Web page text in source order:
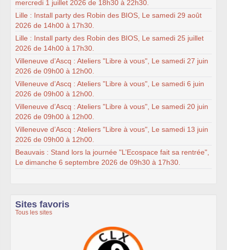
mercredi 1 juillet 2026 de 18h30 à 22h30.
Lille : Install party des Robin des BIOS, Le samedi 29 août
2026 de 14h00 à 17h30.
Lille : Install party des Robin des BIOS, Le samedi 25 juillet
2026 de 14h00 à 17h30.
Villeneuve d’Ascq : Ateliers "Libre à vous", Le samedi 27 juin
2026 de 09h00 à 12h00.
Villeneuve d’Ascq : Ateliers "Libre à vous", Le samedi 6 juin
2026 de 09h00 à 12h00.
Villeneuve d’Ascq : Ateliers "Libre à vous", Le samedi 20 juin
2026 de 09h00 à 12h00.
Villeneuve d’Ascq : Ateliers "Libre à vous", Le samedi 13 juin
2026 de 09h00 à 12h00.
Beauvais : Stand lors la journée "L’Ecospace fait sa rentrée",
Le dimanche 6 septembre 2026 de 09h30 à 17h30.
Sites favoris
Tous les sites